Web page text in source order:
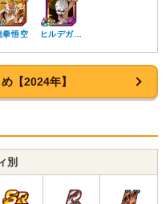
拳悟空 ヒルデガ…
【2024年】
別